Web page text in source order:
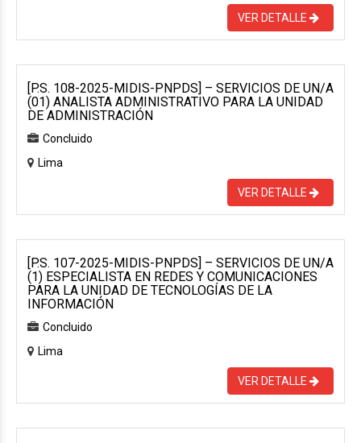
VER DETALLE
[P.S. 108-2025-MIDIS-PNPDS] – SERVICIOS DE UN/A
(01) ANALISTA ADMINISTRATIVO PARA LA UNIDAD
DE ADMINISTRACIÓN
Concluido
Lima
VER DETALLE
[P.S. 107-2025-MIDIS-PNPDS] – SERVICIOS DE UN/A
(1) ESPECIALISTA EN REDES Y COMUNICACIONES
PARA LA UNIDAD DE TECNOLOGÍAS DE LA
INFORMACIÓN
Concluido
Lima
VER DETALLE